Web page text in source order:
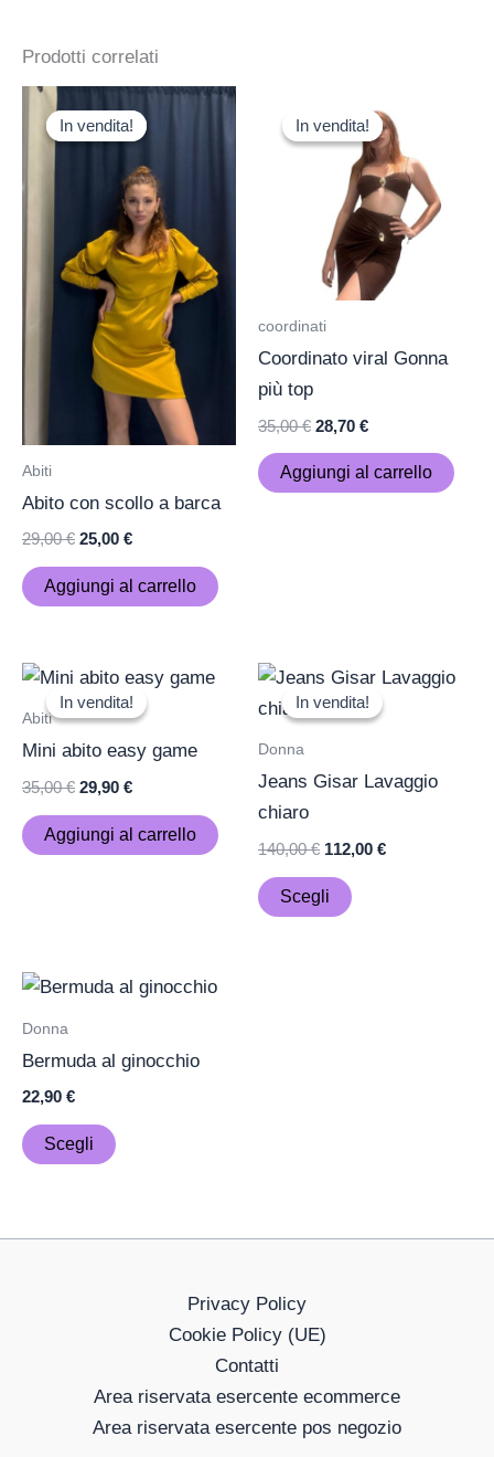
Prodotti correlati
In vendita!
In vendita!
Abiti
Abito con scollo a barca
29,00€
prezzo
originale
29,00 €.
25,00 €
prezzo
attuale
25,00 €.
Aggiungi al carrello
In vendita!
In vendita!
coordinati
Coordinato viral Gonna
più top
35,00€
prezzo
originale
35,00 €.
28,70 €
prezzo
attuale
è:
28,70 €.
Aggiungi al carrello
In vendita!
In vendita!
Abiti
Mini abito easy game
35,00€
Il
prezzo
originale
35,00 €.
29,90 €
Il
prezzo
attuale
29,90 €.
Aggiungi al carrello
In vendita!
In vendita!
Donna
Jeans Gisar Lavaggio
chiaro
140,00€
Il
prezzo
originale
112,00 €
Il
prezzo
Scegli
Questo
prodotto
opzioni
possono
Donna
Bermuda al ginocchio
22,90 €
Scegli
Questo
più
Le
essere
prodotto
Privacy Policy
Cookie Policy (UE)
Contatti
Area riservata esercente ecommerce
Area riservata esercente pos negozio